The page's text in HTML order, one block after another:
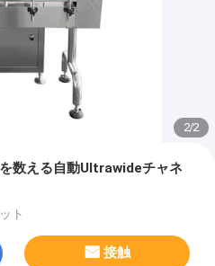
2/2
数える自動Ultrawideチャネ
ト
接触